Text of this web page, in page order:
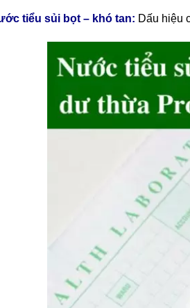
tiểu sủi bọt – khó tan: Dấu hiệu